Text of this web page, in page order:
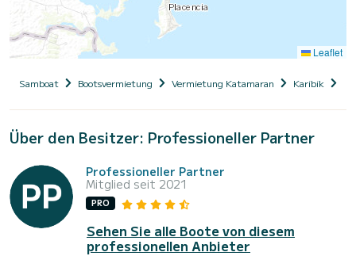
Leaflet
Samboat Bootsvermietung Vermietung Katamaran Karibik
Über den Besitzer: Professioneller Partner
Professioneller Partner
Mitglied seit 2021
PRO
Sehen Sie alle Boote von diesem
professionellen Anbieter